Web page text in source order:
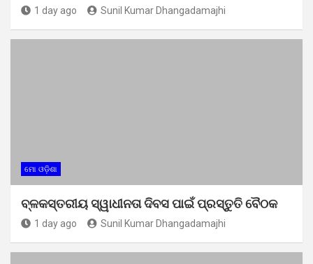
1 day ago Sunil Kumar Dhangadamajhi
ମୋ ଓଡ଼ିଶା
ବ୍ଳକସ୍ତରୀୟ ସ୍ୱାଧୀନତା ଦିବସ ପାଇଁ ପ୍ରସ୍ତୁତି ବୈଠକ
1 day ago Sunil Kumar Dhangadamajhi